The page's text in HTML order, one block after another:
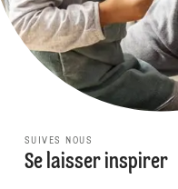
SUIVES NOUS
Se laisser inspirer